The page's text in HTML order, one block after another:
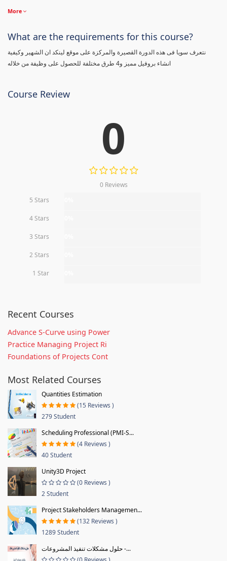
More
What are the requirements for this course?
نتعرف سويا فى هذه الدورة القصيرة والمركزة على موقع لينكد ان الشهير وكيفية
انشاء بروفيل مميز و4 طرق مختلفة للحصول على وظيفة من خلاله
Course Review
0
0 Reviews
5 Stars
4 Stars
3 Stars
2 Stars
1 Star
Recent Courses
Advance S-Curve using Power
Practice Managing Project Ri
Foundations of Projects Cont
Most Related Courses
Quantities Estimation
(15 Reviews )
279 Student
Scheduling Professional (PMI-S...
(4 Reviews )
40 Student
Unity3D Project
(0 Reviews )
2 Student
Project Stakeholders Managemen...
(132 Reviews )
1289 Student
حلول مشكلات تنفيذ المشروعات -...